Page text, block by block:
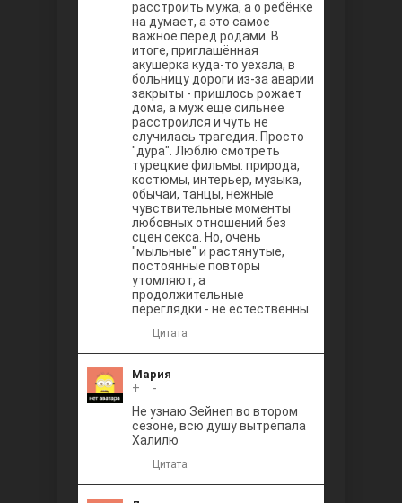
расстроить мужа, а о ребёнке
на думает, а это самое
важное перед родами. В
итоге, приглашённая
акушерка куда-то уехала, в
больницу дороги из-за аварии
закрыты - пришлось рожает
дома, а муж еще сильнее
расстроился и чуть не
случилась трагедия. Просто
"дура". Люблю смотреть
турецкие фильмы: природа,
костюмы, интерьер, музыка,
обычаи, танцы, нежные
чувствительные моменты
любовных отношений без
сцен секса. Но, очень
"мыльные" и растянутые,
постоянные повторы
утомляют, а
продолжительные
переглядки - не естественны.
Цитата
Мария
+
-
Не узнаю Зейнеп во втором
сезоне, всю душу вытрепала
Халилю
Цитата